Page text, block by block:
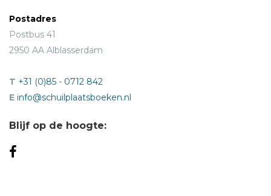
Postadres
Postbus 41
2950 AA Alblasserdam
T +31 (0)85 - 0712 842
E info@schuilplaatsboeken.nl
Blijf op de hoogte: